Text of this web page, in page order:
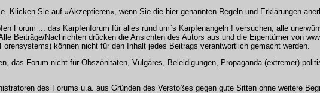
Klicken Sie auf »Akzeptieren«, wenn Sie die hier genannten Regeln und Erklärungen
Forum ... das Karpfenforum für alles rund um`s Karpfenangeln ! versuchen, alle
Beiträge/Nachrichten drücken die Ansichten des Autors aus und die Eigentümer von
können nicht für den Inhalt jedes Beitrags verantwortlich gemacht werden.
das Forum nicht für Obszönitäten, Vulgäres, Beleidigungen, Propaganda (extremer)
des Forums u.a. aus Gründen des Verstoßes gegen gute Sitten ohne weitere